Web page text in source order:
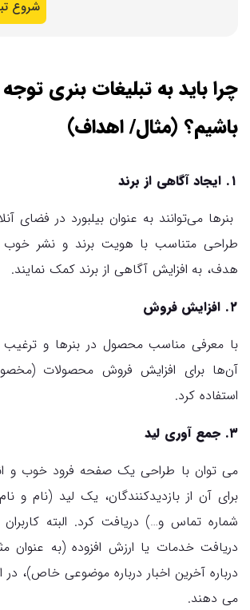
شروع
چرا باید به تبلیغات بنری
باشیم؟ (مثال/ اهداف)
۱. ایجاد آگاهی از برند
بنرها می‌توانند به عنوان بیلبورد در فضای
طراحی متناسب با هویت برند و نشر خوب
هدف، به افزایش آگاهی از برند کمک نمایند.
۲. افزایش فروش
با معرفی مناسب محصول در بنرها و ترغیب
آن‌ها برای افزایش فروش محصولات
استفاده کرد.
۳. جمع آوری لید
می توان با طراحی یک صفحه فرود خوب و
برای آن از بازدیدکنندگان، یک لید (نام و
شماره تماس و…) دریافت کرد. البته کاربران
دریافت خدمات یا ارزش افزوده (به عنوان
درباره آخرین اخبار درباره موضوعی خاص)، در
می دهند.